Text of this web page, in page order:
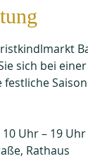
sich bei
Uhr – 19 Uhr
Rathaus